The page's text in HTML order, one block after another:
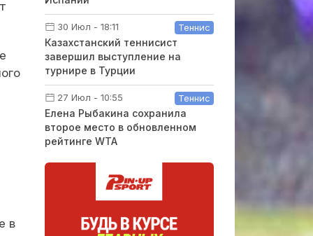
в
30 Июл - 18:11 Теннис
Казахстанский теннисист
завершил выступление на
турнире в Турции
27 Июл - 10:55 Теннис
Елена Рыбакина сохранила
второе место в обновленном
рейтинге WTA